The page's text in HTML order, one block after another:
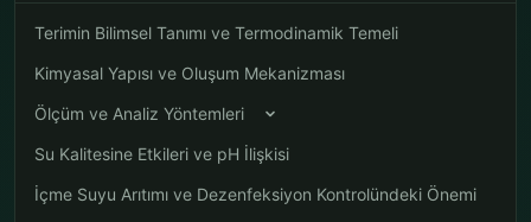
Terimin Bilimsel Tanımı ve Termodinamik Temeli
Kimyasal Yapısı ve Oluşum Mekanizması
Ölçüm ve Analiz Yöntemleri
Su Kalitesine Etkileri ve pH İlişkisi
İçme Suyu Arıtımı ve Dezenfeksiyon Kontrolündeki Önemi